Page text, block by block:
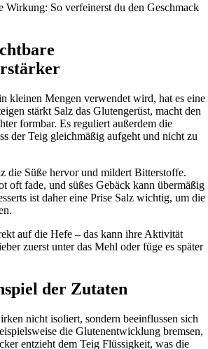
Wirkung: So verfeinerst du den Geschmack
kleinen Mengen verwendet wird, hat es eine
stärkt Salz das Glutengerüst, macht den
formbar. Es reguliert außerdem die
der Teig gleichmäßig aufgeht und nicht zu
die Süße hervor und mildert Bitterstoffe.
oft fade, und süßes Gebäck kann übermäßig
ist daher eine Prise Salz wichtig, um die
auf die Hefe – das kann ihre Aktivität
zuerst unter das Mehl oder füge es später
der Zutaten
nicht isoliert, sondern beeinflussen sich
die Glutenentwicklung bremsen,
entzieht dem Teig Flüssigkeit, was die